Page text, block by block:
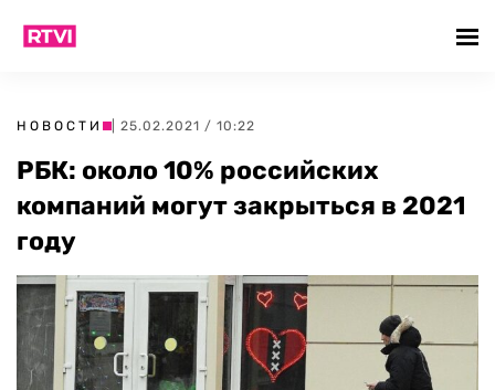
НОВОСТИ | 25.02.2021 / 10:22
РБК: около 10% российских
компаний могут закрыться в 2021
году